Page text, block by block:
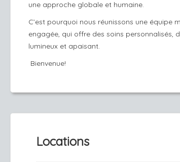
une approche globale et humaine.
C’est pourquoi nous réunissons une équipe
engagée, qui offre des soins personnalisés,
lumineux et apaisant.
Bienvenue!
Locations